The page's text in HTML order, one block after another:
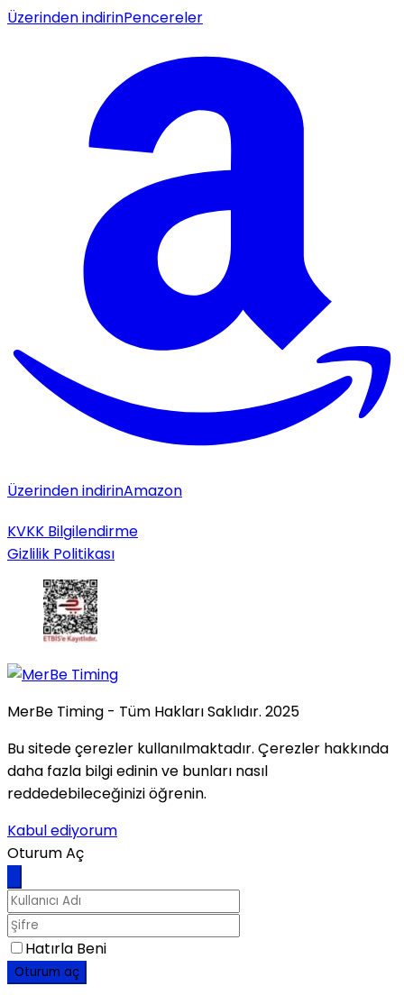
Üzerinden indirinPencereler
Üzerinden indirinAmazon
KVKK Bilgilendirme
Gizlilik Politikası
MerBe Timing - Tüm Hakları Saklıdır. 2025
Bu sitede çerezler kullanılmaktadır. Çerezler hakkında
daha fazla bilgi edinin ve bunları nasıl
reddedebileceğinizi öğrenin.
Kabul ediyorum
Oturum Aç
Hatırla Beni
Oturum aç